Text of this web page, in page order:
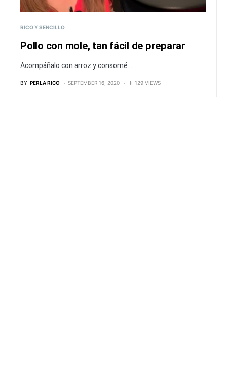
RICO Y SENCILLO
Pollo con mole, tan fácil de preparar
Acompáñalo con arroz y consomé...
BY PERLA RICO SEPTEMBER 16, 2020 129 VIEWS